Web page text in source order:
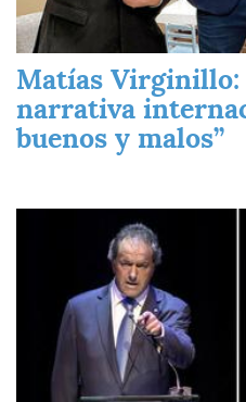
Matías Virginillo:
narrativa
buenos y malos”